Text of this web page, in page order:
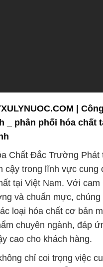
|
_ phân phối hóa chất
Chất Đắc Trường Phát
cậy trong lĩnh vực cung
tại Việt Nam. Với
và chuẩn mực, chúng
loại hóa chất cơ bản
chuyên ngành, đáp
cao cho khách hàng.
chỉ coi trọng việc